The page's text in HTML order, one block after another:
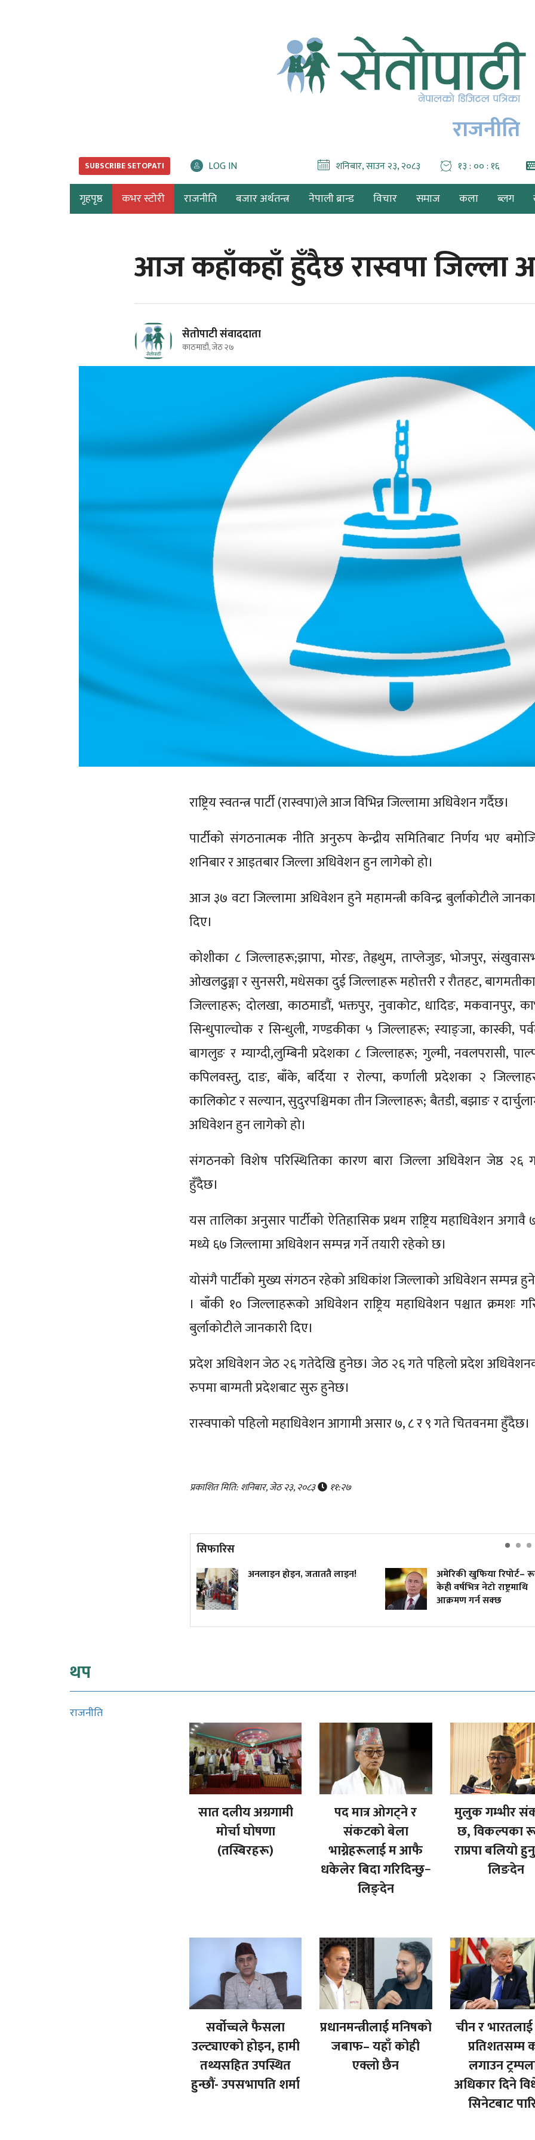
राजनीति
SUBSCRIBE SETOPATI LOG IN शनिबार, साउन २३, २०८३ १३ : ०० : १८
गृहपृष्ठ कभर स्टोरी राजनीति बजार अर्थतन्त्र नेपाली ब्रान्ड विचार समाज कला ब्लग
आज कहाँकहाँ हुँदैछ रास्वपा जिल्ला
सेतोपाटी संवाददाता
काठमाडौं, जेठ २७
राष्ट्रिय स्वतन्त्र पार्टी (रास्वपा)ले आज विभिन्न जिल्लामा अधिवेशन गर्दैछ।
पार्टीको संगठनात्मक नीति अनुरुप केन्द्रीय समितिबाट निर्णय भए
शनिबार र आइतबार जिल्ला अधिवेशन हुन लागेको हो।
आज ३७ वटा जिल्लामा अधिवेशन हुने महामन्त्री कविन्द्र बुर्लाकोटीले
दिए।
कोशीका ८ जिल्लाहरू;झापा, मोरङ, तेह्रथुम, ताप्लेजुङ, भोजपुर,
ओखलढुङ्गा र सुनसरी, मधेसका दुई जिल्लाहरू महोत्तरी र रौतहट,
जिल्लाहरू; दोलखा, काठमाडौं, भक्तपुर, नुवाकोट, धादिङ, मकवानपुर,
सिन्धुपाल्चोक र सिन्धुली, गण्डकीका ५ जिल्लाहरू; स्याङ्जा, कास्की,
बागलुङ र म्याग्दी,लुम्बिनी प्रदेशका ८ जिल्लाहरू; गुल्मी, नवलपरासी,
कपिलवस्तु, दाङ, बाँके, बर्दिया र रोल्पा, कर्णाली प्रदेशका २
कालिकोट र सल्यान, सुदुरपश्चिमका तीन जिल्लाहरू; बैतडी, बझाङ र
अधिवेशन हुन लागेको हो।
संगठनको विशेष परिस्थितिका कारण बारा जिल्ला अधिवेशन जेष्ठ २६
हुँदैछ।
यस तालिका अनुसार पार्टीको ऐतिहासिक प्रथम राष्ट्रिय महाधिवेशन अगावै
मध्ये ६७ जिल्लामा अधिवेशन सम्पन्न गर्ने तयारी रहेको छ।
योसंगै पार्टीको मुख्य संगठन रहेको अधिकांश जिल्लाको अधिवेशन सम्पन्न
। बाँकी १० जिल्लाहरूको अधिवेशन राष्ट्रिय महाधिवेशन पश्चात क्रमशः
बुर्लाकोटीले जानकारी दिए।
प्रदेश अधिवेशन जेठ २६ गतेदेखि हुनेछ। जेठ २६ गते पहिलो प्रदेश
रुपमा बाग्मती प्रदेशबाट सुरु हुनेछ।
रास्वपाको पहिलो महाधिवेशन आगामी असार ७, ८ र ९ गते चितवनमा हुँदैछ।
प्रकाशित मिति: शनिबार, जेठ २३, २०८३ ११:२७
सिफारिस
अनलाइन होइन, जताततै लाइन!
अमेरिकी खुफिया रिपोर्ट–
केही वर्षभित्र नेटो राष्ट्रमाथि
आक्रमण गर्न सक्छ
थप
राजनीति
सात दलीय अग्रगामी
मोर्चा घोषणा
(तस्बिरहरू)
पद मात्र ओगट्ने र
संकटको बेला
भाग्नेहरूलाई म आफै
धकेलेर बिदा गरिदिन्छु−
लिङ्देन
मुलुक गम्भीर
छ, विकल्पका
राप्रपा बलियो
लिङदेन
सर्वोच्चले फैसला
उल्ट्याएको होइन, हामी
तथ्यसहित उपस्थित
हुन्छौं- उपसभापति शर्मा
प्रधानमन्त्रीलाई मनिषको
जबाफ– यहाँ कोही
एक्लो छैन
चीन र
प्रतिशतसम्म
लगाउन
अधिकार दिने
सिनेटबाट